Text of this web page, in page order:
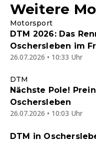
Weitere
Motorsport
DTM 2026: Das
Oschersleben im
Joyn-Stream
26.07.2026 • 10:33 Uhr
DTM
Nächste Pole!
Oschersleben
26.07.2026 • 10:03 Uhr
DTM in